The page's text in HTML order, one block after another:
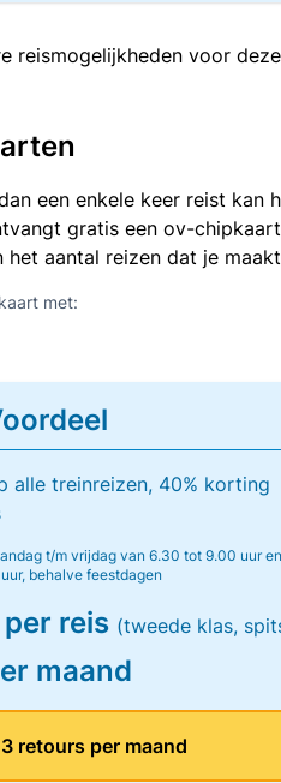
reismogelijkheden voor
een enkele keer reist
gratis een ov-
het aantal reizen dat je
met:
alle treinreizen, 40% korting
t/m vrijdag van 6.30 tot 9.00 uur
behalve feestdagen
reis (tweede klas,
maand
retours per maand